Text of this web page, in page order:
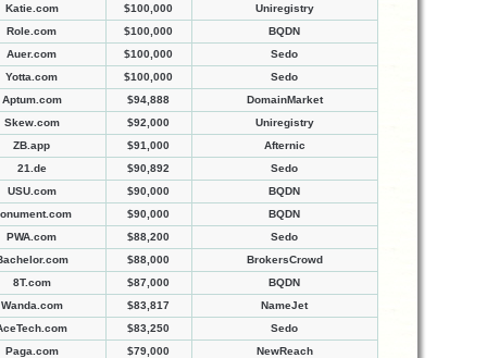
Katie.com
$100,000
Uniregistry
Role.com
$100,000
BQDN
Auer.com
$100,000
Sedo
Yotta.com
$100,000
Sedo
Aptum.com
$94,888
DomainMarket
Skew.com
$92,000
Uniregistry
ZB.app
$91,000
Afternic
21.de
$90,892
Sedo
USU.com
$90,000
BQDN
$90,000
BQDN
PWA.com
$88,200
Sedo
$88,000
BrokersCrowd
8T.com
$87,000
BQDN
Wanda.com
$83,817
NameJet
$83,250
Sedo
Paga.com
$79,000
NewReach